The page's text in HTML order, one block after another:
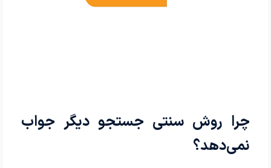
چرا روش سنتی جستجو دیگر جواب
نمی‌دهد؟